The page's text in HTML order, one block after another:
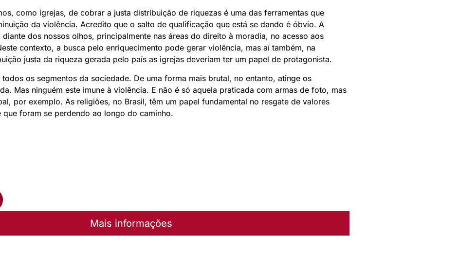
como igrejas, de cobrar a justa distribuição de riquezas é uma das ferramentas que
da violência. Acredito que o salto de qualificação que está se dando é óbvio. A
dos nossos olhos, principalmente nas áreas do direito à moradia, no acesso aos
contexto, a busca pelo enriquecimento pode gerar violência, mas aí também, na
justa da riqueza gerada pelo país as igrejas deveriam ter um papel de protagonista.
os segmentos da sociedade. De uma forma mais brutal, no entanto, atinge os
Mas ninguém este imune à violência. E não é só aquela praticada com armas de foto, mas
por exemplo. As religiões, no Brasil, têm um papel fundamental no resgate de valores
que foram se perdendo ao longo do caminho.
Mais informações